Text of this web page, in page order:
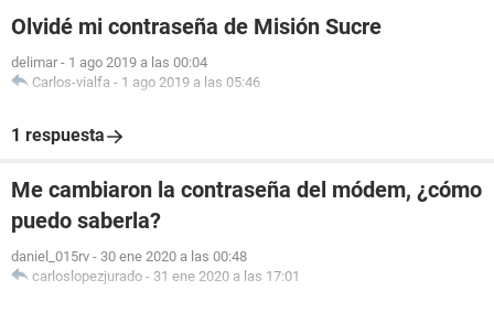
Olvidé mi contraseña de Misión Sucre
delimar - 1 ago 2019 a las 00:04
Carlos-vialfa - 1 ago 2019 a las 05:46
1 respuesta
Me cambiaron la contraseña del módem, ¿cómo
puedo saberla?
daniel_015rv - 30 ene 2020 a las 00:48
carloslopezjurado - 31 ene 2020 a las 17:01